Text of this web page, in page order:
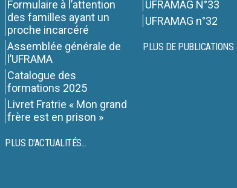
Formulaire à l’attention
des familles ayant un
proche incarcéré
Assemblée générale de
l’UFRAMA
Catalogue des
formations 2025
Livret Fratrie « Mon grand
frère est en prison »
PLUS D'ACTUALITÉS...
UFRAMAG N°33
UFRAMAG n°32
PLUS DE PUBLICATIONS